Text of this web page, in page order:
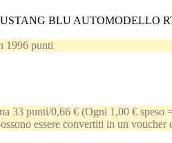
BLU AUTOMODELLO
1996 punti
33 punti/0,66 € (Ogni 1,00 € speso
essere convertiti in un voucher